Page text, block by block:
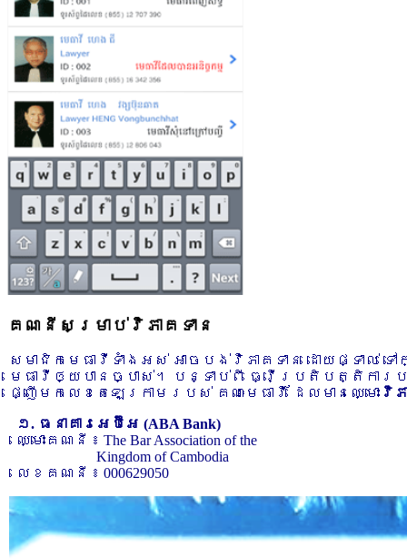
គណនីសម្រាប់វិភាគទាន
សមាជិកមេធាវីទាំងអស់ អាចបង់វិភាគទាន ដោយផ្ទាល់
មេធាវីឲ្យបានច្បាស់។ បន្ទាប់ពី ធ្វើប្រតិបត្តិកា
ផ្ញើមកលេខតេឡេក្រាមរបស់ គណៈមេធាវី ដែលមានឈ្មោះ វិភ
១. ធនាគារអេប៊ីអេ (ABA Bank)
ឈ្មោះគណនី ៖ The Bar Association of the
Kingdom of Cambodia
លេខគណនី ៖ 000629050